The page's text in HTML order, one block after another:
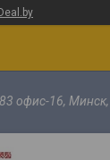
офис-16, Минск,